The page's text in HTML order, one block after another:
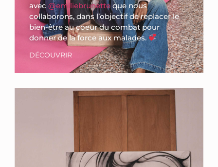
avec @emiliebrunetteque nous
collaborons, dans l’objectif de replacer le
bien-être au coeur du combat pour
donner de la force aux malades.
DÉCOUVRIR